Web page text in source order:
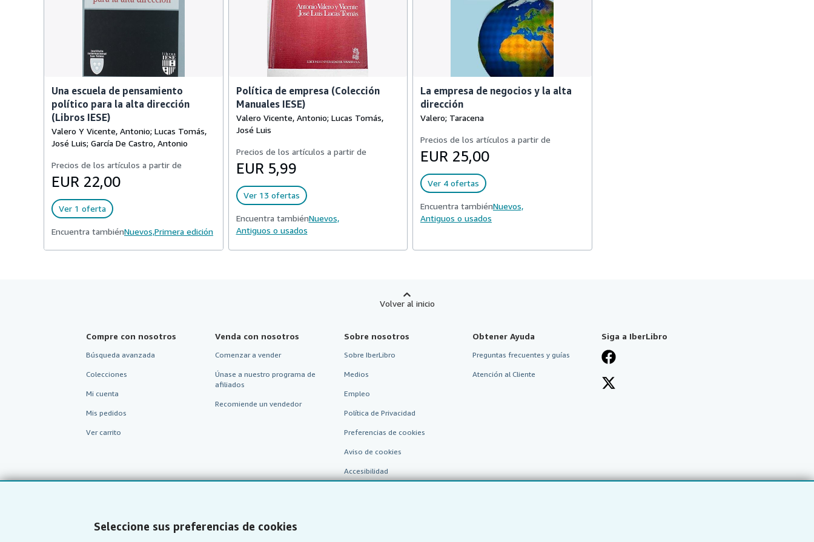
Seleccione sus preferencias de cookies
Una escuela de pensamiento
político para la alta dirección
(Libros IESE)
Valero Y Vicente, Antonio; Lucas Tomás,
José Luis; García De Castro, Antonio
Precios de los artículos a partir de
EUR 22,00
Ver 1 oferta
Encuentra tambiénNuevos,Primera edición
Política de empresa (Colección
Manuales IESE)
Valero Vicente, Antonio; Lucas Tomás,
José Luis
Precios de los artículos a partir de
EUR 5,99
Ver 13 ofertas
Encuentra tambiénNuevos,
Antiguos o usados
La empresa de negocios y la alta
dirección
Valero; Taracena
Precios de los artículos a partir de
EUR 25,00
Ver 4 ofertas
Encuentra tambiénNuevos,
Antiguos o usados
Volver al inicio
Compre con nosotros
Búsqueda avanzada
Colecciones
Mi cuenta
Mis pedidos
Ver carrito
Venda con nosotros
Comenzar a vender
Únase a nuestro programa de
afiliados
Recomiende un vendedor
Sobre nosotros
Sobre IberLibro
Medios
Empleo
Política de Privacidad
Preferencias de cookies
Aviso de cookies
Accesibilidad
Obtener Ayuda
Preguntas frecuentes y guías
Atención al Cliente
Siga a IberLibro